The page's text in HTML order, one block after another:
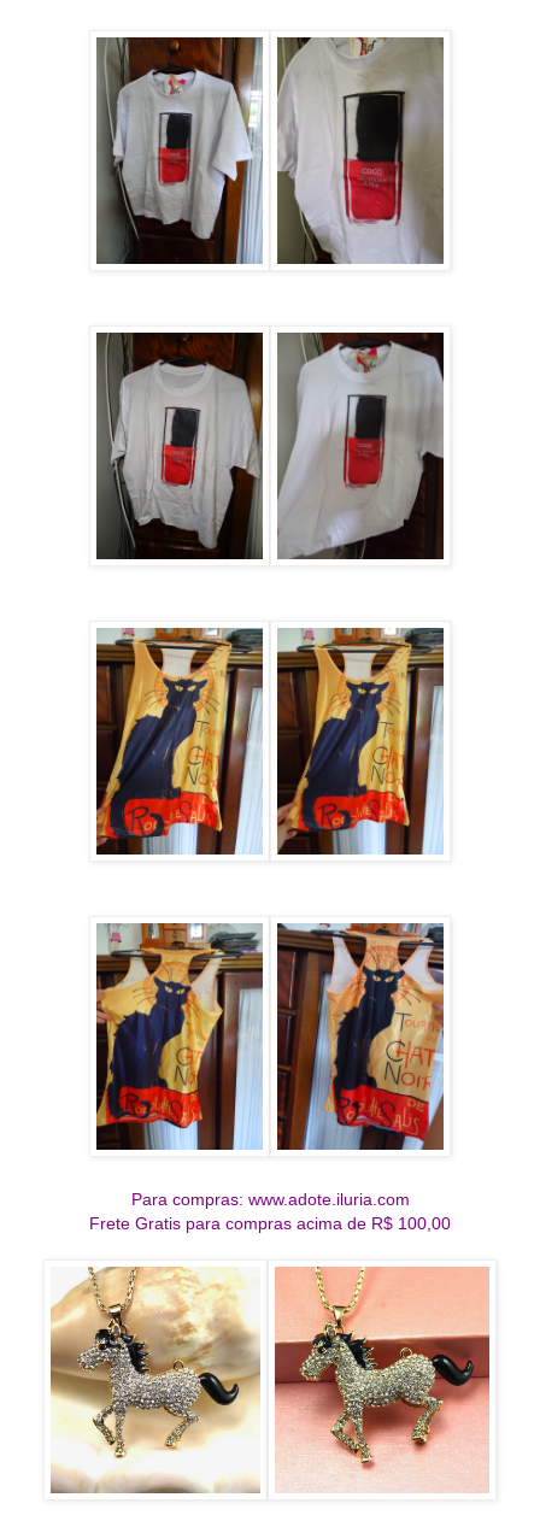
Para compras: www.adote.iluria.com
Frete Gratis para compras acima de R$ 100,00